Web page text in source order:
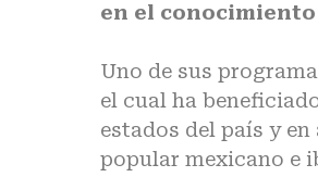
en el
Uno de sus
el cual ha
estados del país y
popular mexicano e